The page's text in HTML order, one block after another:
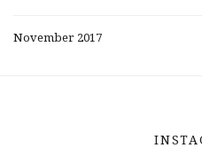
November 2017